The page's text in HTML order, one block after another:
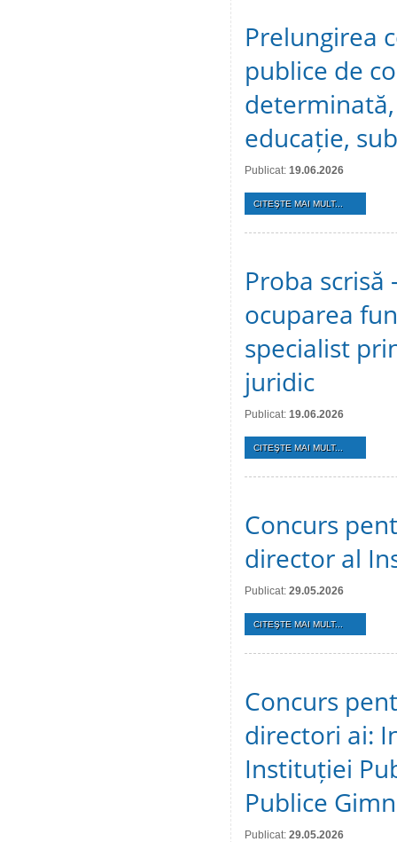
Prelungirea
publice de
educație,
Publicat: 19.06.2026
CITEŞTE MAI MULT...
Proba
ocuparea
specialist
juridic
Publicat: 19.06.2026
CITEŞTE MAI MULT...
Concurs
director al
Publicat: 29.05.2026
CITEŞTE MAI MULT...
Concurs
directori ai:
Instituției
Publice
Publicat: 29.05.2026